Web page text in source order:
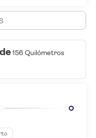
156 Quilómetros